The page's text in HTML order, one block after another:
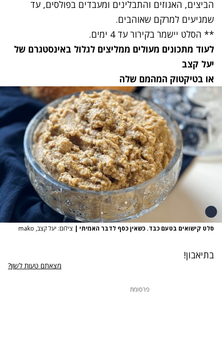
הביצים, האגוזים והתבלינים ומעבדים בפולסים, עד
שמגיעים למרקם שאוהבים.
** הסלט יישמר בקירור עד 4 ימים.
לעוד מתכונים מעולים ממליצים לגלול באינסטגרם של
יעל קצב
או בטיקטוק המהמם שלה
סלט קישואים בטעם כבד. כשאין כסף לדבר האמיתי | צילום: יעל קצב, mako
בתיאבון!
מצאתם טעות לשון?
פרסומת